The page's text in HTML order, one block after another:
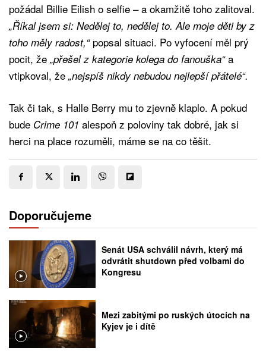
požádal Billie Eilish o selfie – a okamžitě toho zalitoval.
„Říkal jsem si: Nedělej to, nedělej to. Ale moje děti by z
toho měly radost,“popsal situaci. Po vyfocení měl prý
pocit, že „přešel z kategorie kolega do fanouška“a
vtipkoval, že „nejspíš nikdy nebudou nejlepší přátelé“.
Tak či tak, s Halle Berry mu to zjevně klaplo. A pokud
bude Crime 101 alespoň z poloviny tak dobré, jak si
herci na place rozuměli, máme se na co těšit.
Doporučujeme
Senát USA schválil návrh, který má
odvrátit shutdown před volbami do
Kongresu
Mezi zabitými po ruských útocích na
Kyjev je i dítě